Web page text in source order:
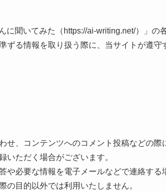
に聞いてみた（https://ai-writing.net/）」の
ずる情報を取り扱う際に、当サイトが遵守
せ、コンテンツへのコメント投稿などの際
いただく場合がございます。
や必要な情報を電子メールなどで連絡す
の目的以外では利用いたしません。